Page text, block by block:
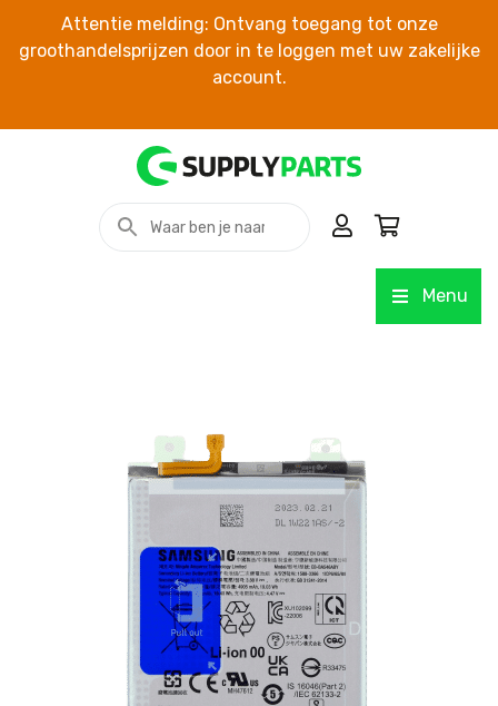
Attentie melding: Ontvang toegang tot onze
groothandelsprijzen door in te loggen met uw zakelijke
account.
Menu